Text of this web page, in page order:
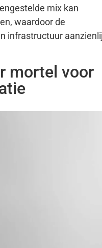
mix kan
waardoor de
infrastructuur
mortel voor